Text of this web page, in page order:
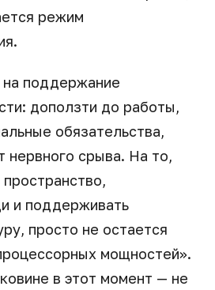
режим
поддержание
доползти до работы,
обязательства,
нервного срыва. На то,
и поддерживать
просто не остается
мощностей».
в этот момент — не